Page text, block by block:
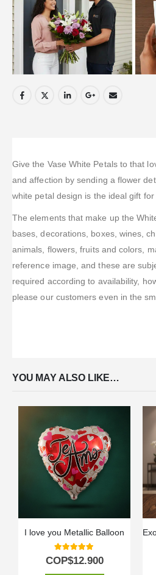
Give the Vase White Petals to that
and affection by sending a flower
white petal design is the ideal gift for
The elements that make up the
bases, decorations, boxes, wines,
animals, flowers, fruits and colors,
reference image, and these are
required according to availability,
please our customers even in the
YOU MAY ALSO LIKE…
I love you Metallic Balloon
5.00out of 5
COP$12.900